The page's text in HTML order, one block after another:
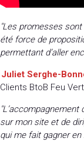
"Les promesses
été force de
permettant d’aller
Juliet Serghe-
Clients BtoB Feu
sur mon site et de
qui me fait gagner